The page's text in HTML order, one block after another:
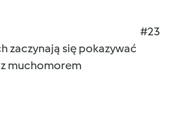
#23
zaczynają się pokazywać
muchomorem